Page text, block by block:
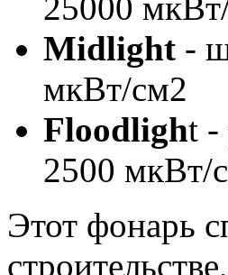
Midlight -
мкВт/см2
Floodlight -
2500 мкВт/
Этот фонарь